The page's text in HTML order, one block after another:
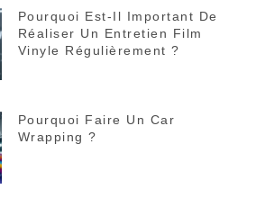
Pourquoi Est-Il Important De
Réaliser Un Entretien Film
Vinyle Régulièrement ?
Pourquoi Faire Un Car
Wrapping ?